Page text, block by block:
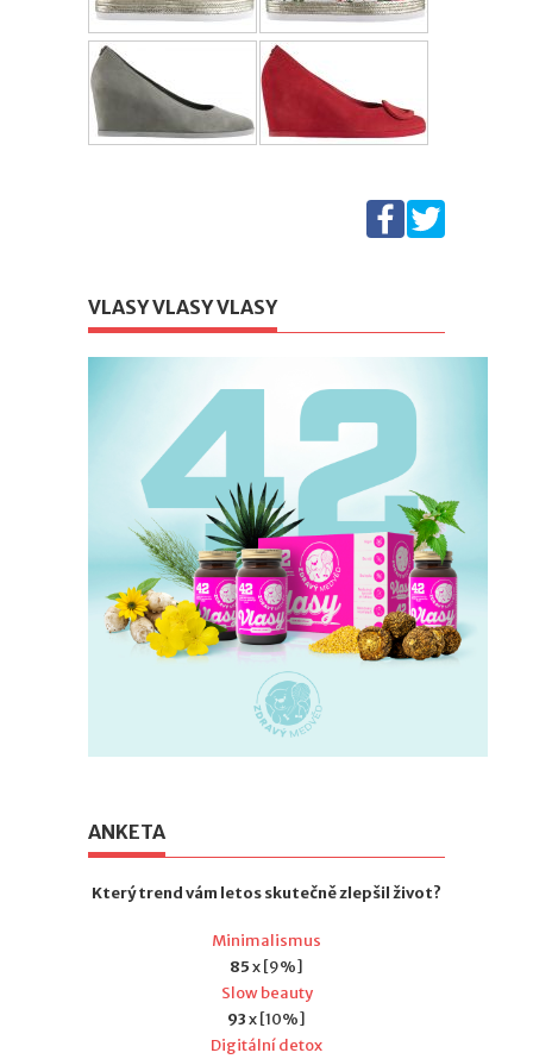
VLASY VLASY VLASY
ANKETA
Který trend vám letos skutečně zlepšil život?
Minimalismus
85x [9%]
Slow beauty
93x [10%]
Digitální detox